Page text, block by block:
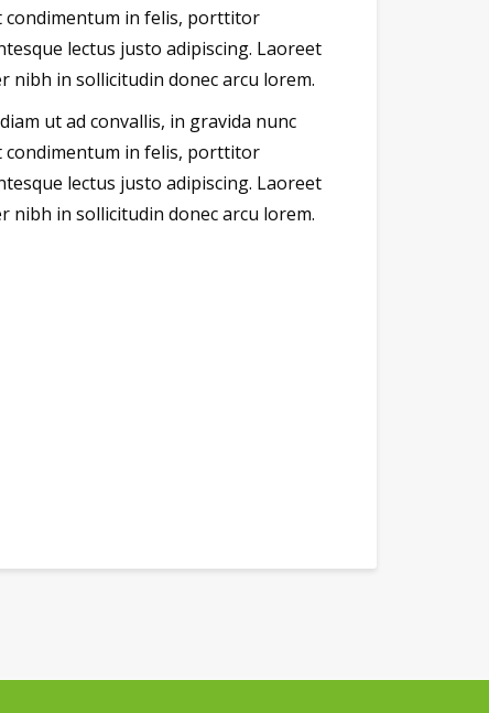
condimentum in felis, porttitor
lectus justo adipiscing. Laoreet
nibh in sollicitudin donec arcu lorem.
ut ad convallis, in gravida nunc
condimentum in felis, porttitor
lectus justo adipiscing. Laoreet
nibh in sollicitudin donec arcu lorem.